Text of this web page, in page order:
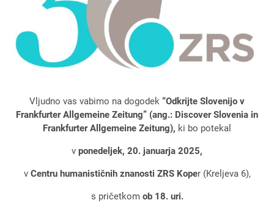
Vljudno vas vabimo na dogodek “Odkrijte Slovenijo v
Frankfurter Allgemeine Zeitung” (ang.: Discover Slovenia in
Frankfurter Allgemeine Zeitung), ki bo potekal
v ponedeljek, 20. januarja 2025,
v Centru humanističnih znanosti ZRS Koper (Kreljeva 6),
s pričetkom ob 18. uri.